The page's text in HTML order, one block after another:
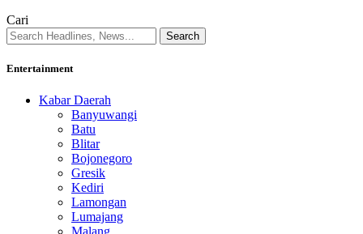
Cari
Entertainment
Kabar Daerah
Banyuwangi
Batu
Blitar
Bojonegoro
Gresik
Kediri
Lamongan
Lumajang